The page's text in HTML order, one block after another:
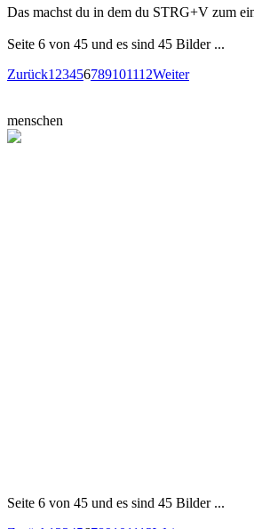
Das machst du in dem du STRG+V zum
Seite 6 von 45 und es sind 45 Bilder ...
Zurück1 23456789101112Weiter
menschen
Seite 6 von 45 und es sind 45 Bilder ...